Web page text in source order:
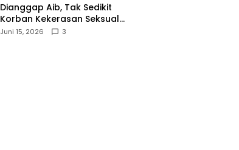
‎Dianggap Aib, Tak Sedikit
Korban Kekerasan Seksual
Memilih Bungkam, Malu untuk
Juni 15, 2026 3